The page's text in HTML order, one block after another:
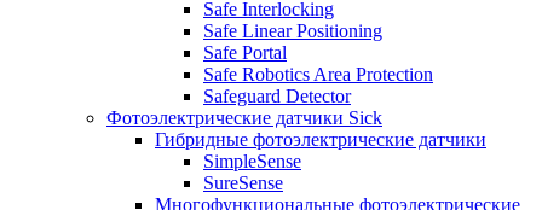
Safe Interlocking
Safe Linear Positioning
Safe Portal
Safe Robotics Area Protection
Safeguard Detector
Фотоэлектрические датчики Sick
Гибридные фотоэлектрические датчики
SimpleSense
SureSense
Многофункциональные фотоэлектрические